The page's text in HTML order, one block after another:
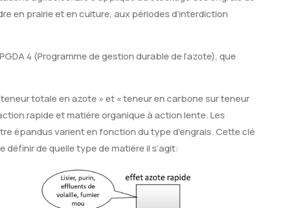
en prairie et en culture, aux périodes d’interdiction
4 (Programme de gestion durable de l’azote), que
totale en azote » et « teneur en carbone sur teneur
rapide et matière organique à action lente. Les
épandus varient en fonction du type d'engrais. Cette clé
de quelle type de matière il s’agit: